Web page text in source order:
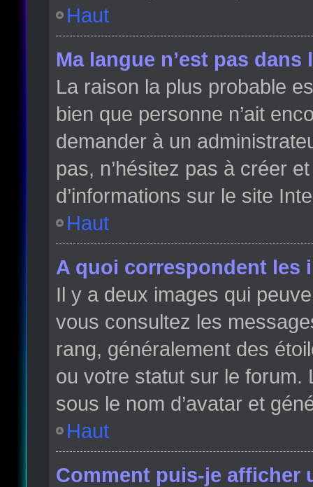
Haut
Ma langue n’est pas dans
La raison la plus probable
bien que personne n’ait
demander à un
pas, n’hésitez pas à créer
d’informations sur le site
Haut
A quoi correspondent les
Il y a deux images qui
vous consultez les
rang, généralement des
ou votre statut sur le forum.
sous le nom d’avatar et
Haut
Comment puis-je afficher